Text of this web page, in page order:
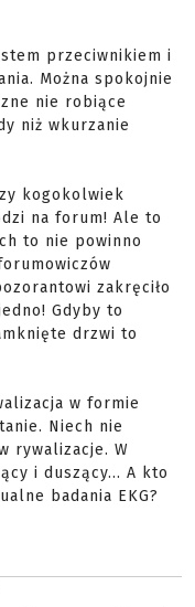
przeciwnikiem i
Można spokojnie
nie robiące
niż wkurzanie
kogokolwiek
na forum! Ale to
to nie powinno
zakręciło
Gdyby to
drzwi to
w formie
Niech nie
rywalizacje. W
i duszący... A kto
badania EKG?